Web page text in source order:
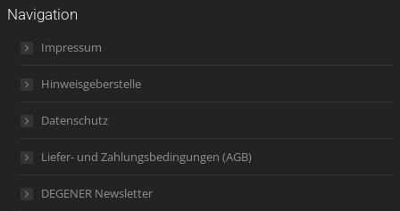
Navigation
Impressum
Hinweisgeberstelle
Datenschutz
Liefer- und Zahlungsbedingungen (AGB)
DEGENER Newsletter